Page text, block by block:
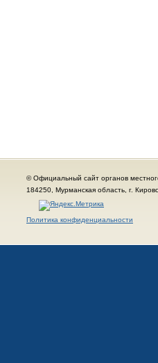
© Официальный сайт органов
184250, Мурманская область, г.
Политика конфиденциальности